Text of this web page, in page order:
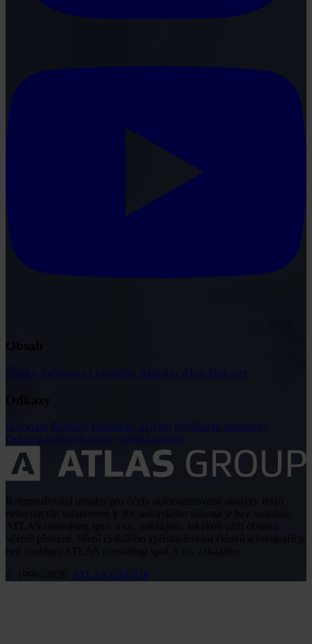
Články Judikatura Legislativa Aktuality Akce Podcasty
O portálu Redakce Podmínky užívání Publikační podmínky
Ochrana osobních údajů Odběr časopisu
včetně převzetí, šíření či dalšího zpřístupňování článků a fotografií je
ATLAS GROUP